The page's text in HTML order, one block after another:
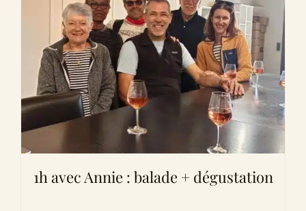
1h avec Annie : balade + dégustation